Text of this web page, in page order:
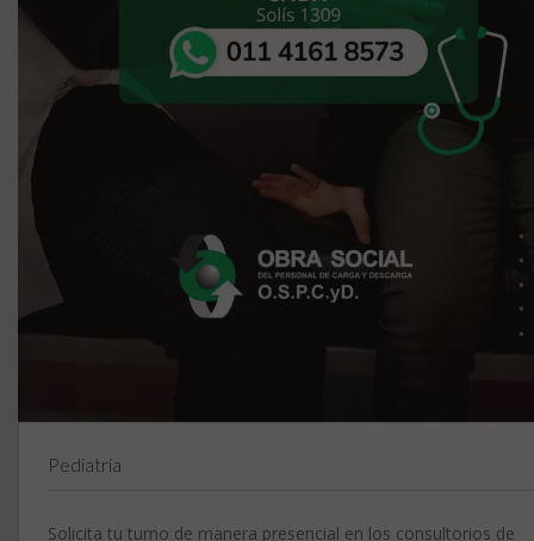
Pediatría
Solicita tu turno de manera presencial en los consultorios de